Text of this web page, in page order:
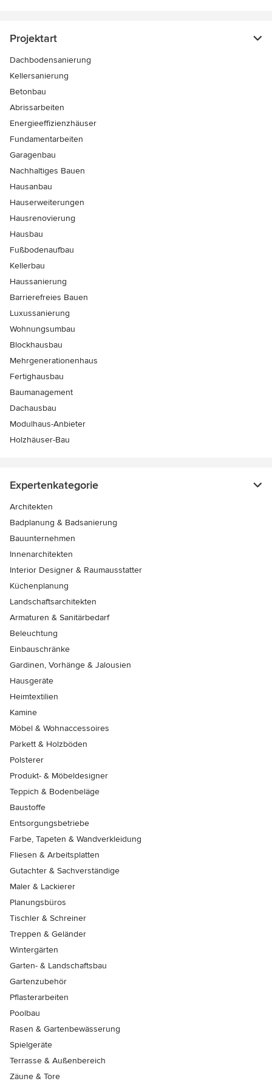
Projektart
Dachbodensanierung
Kellersanierung
Betonbau
Abrissarbeiten
Energieeffizienzhäuser
Fundamentarbeiten
Garagenbau
Nachhaltiges Bauen
Hausanbau
Hauserweiterungen
Hausrenovierung
Hausbau
Fußbodenaufbau
Kellerbau
Haussanierung
Barrierefreies Bauen
Luxussanierung
Wohnungsumbau
Blockhausbau
Mehrgenerationenhaus
Fertighausbau
Baumanagement
Dachausbau
Modulhaus-Anbieter
Holzhäuser-Bau
Expertenkategorie
Architekten
Badplanung & Badsanierung
Bauunternehmen
Innenarchitekten
Interior Designer & Raumausstatter
Küchenplanung
Landschaftsarchitekten
Armaturen & Sanitärbedarf
Beleuchtung
Einbauschränke
Gardinen, Vorhänge & Jalousien
Hausgeräte
Heimtextilien
Kamine
Möbel & Wohnaccessoires
Parkett & Holzböden
Polsterer
Produkt- & Möbeldesigner
Teppich & Bodenbeläge
Baustoffe
Entsorgungsbetriebe
Farbe, Tapeten & Wandverkleidung
Fliesen & Arbeitsplatten
Gutachter & Sachverständige
Maler & Lackierer
Planungsbüros
Tischler & Schreiner
Treppen & Geländer
Wintergärten
Garten- & Landschaftsbau
Gartenzubehör
Pflasterarbeiten
Poolbau
Rasen & Gartenbewässerung
Spielgeräte
Terrasse & Außenbereich
Zäune & Tore